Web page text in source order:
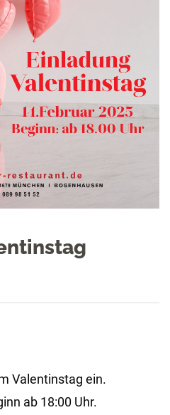
Valentinstag ein.
ab 18:00 Uhr.